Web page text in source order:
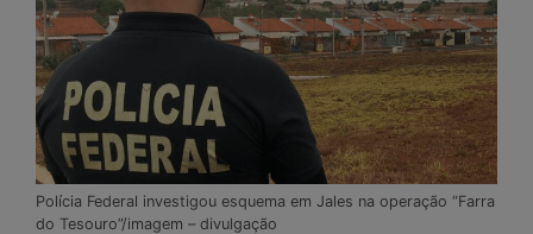
Polícia Federal investigou esquema em Jales na operação “Farra
do Tesouro”/imagem – divulgação